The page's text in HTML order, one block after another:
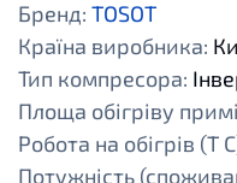
Бренд: TOSOT
Країна виробника:
Тип компресора:
Площа обігріву
Робота на обігрів (Т
Потужність